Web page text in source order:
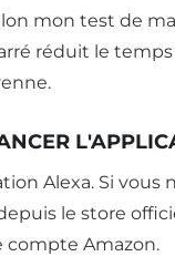
mon test de
réduit le
Alexa. Si vous
le store
compte Amazon.